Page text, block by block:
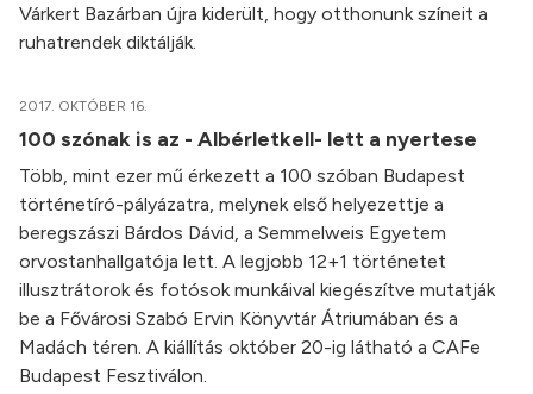
Várkert Bazárban újra kiderült, hogy otthonunk színeit a
ruhatrendek diktálják.
2017. OKTÓBER 16.
100 szónak is az - Albérletkell- lett a nyertese
Több, mint ezer mű érkezett a 100 szóban Budapest
történetíró-pályázatra, melynek első helyezettje a
beregszászi Bárdos Dávid, a Semmelweis Egyetem
orvostanhallgatója lett. A legjobb 12+1 történetet
illusztrátorok és fotósok munkáival kiegészítve mutatják
be a Fővárosi Szabó Ervin Könyvtár Átriumában és a
Madách téren. A kiállítás október 20-ig látható a CAFe
Budapest Fesztiválon.